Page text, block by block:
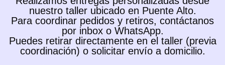
nuestro taller ubicado en Puente Alto.
Para coordinar pedidos y retiros, contáctanos
por inbox o WhatsApp.
Puedes retirar directamente en el taller (previa
coordinación) o solicitar envío a domicilio.